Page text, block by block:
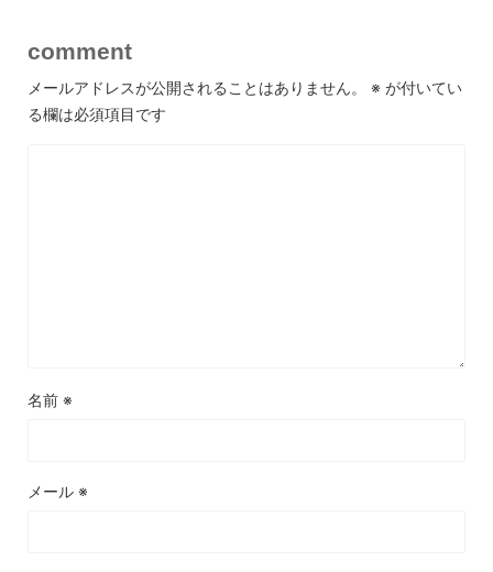
comment
メールアドレスが公開されることはありません。 ※ が付いてい
る欄は必須項目です
名前 ※
メール ※